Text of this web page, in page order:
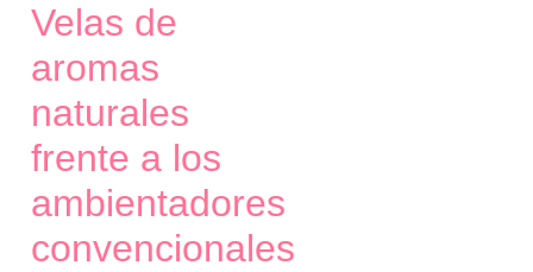
Velas de
aromas
naturales
frente a los
ambientadores
convencionales